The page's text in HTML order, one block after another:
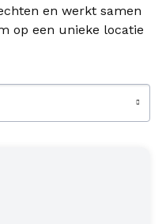
en werkt samen
op een unieke locatie